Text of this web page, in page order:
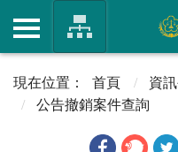
首頁 資
公告撤銷案件查詢